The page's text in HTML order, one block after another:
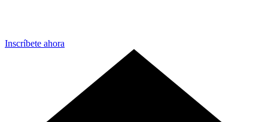
Inscríbete ahora